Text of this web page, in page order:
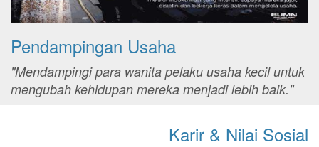
Pendampingan Usaha
"Mendampingi para wanita pelaku usaha kecil untuk
mengubah kehidupan mereka menjadi lebih baik."
Karir & Nilai Sosial